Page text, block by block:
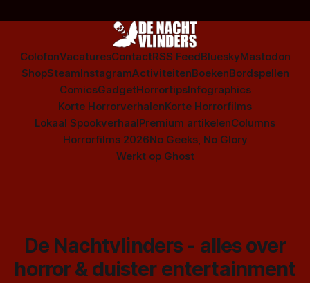
ColofonVacaturesContactRSS FeedBlueskyMastodon
ShopSteamInstagramActiviteitenBoekenBordspellen
ComicsGadgetHorrortipsInfographics
Korte HorrorverhalenKorte Horrorfilms
Lokaal SpookverhaalPremium artikelenColumns
Horrorfilms 2026No Geeks, No Glory
Werkt op Ghost
De Nachtvlinders - alles over
horror & duister entertainment